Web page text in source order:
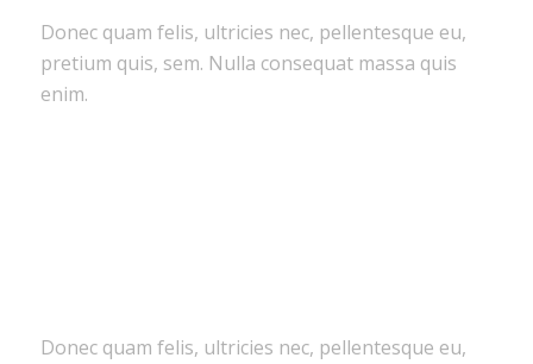
Donec quam felis, ultricies nec, pellentesque eu,
pretium quis, sem. Nulla consequat massa quis
enim.
Donec quam felis, ultricies nec, pellentesque eu,